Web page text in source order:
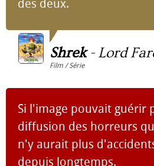
des deux.
Shrek- Lord
Film / Série
Si l'image pouvait guérir
diffusion des horreurs
n'y aurait plus
depuis longtemps.